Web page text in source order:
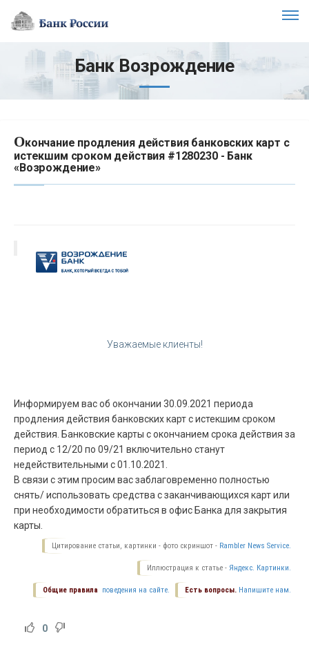
Банк Возрождение
Окончание продления действия банковских карт с
истекшим сроком действия #1280230 - Банк
«Возрождение»
Уважаемые клиенты!
Информируем вас об окончании 30.09.2021 периода
продления действия банковских карт с истекшим сроком
действия. Банковские карты с окончанием срока действия за
период с 12/20 по 09/21 включительно станут
недействительными с 01.10.2021.
В связи с этим просим вас заблаговременно полностью
снять/ использовать средства с заканчивающихся карт или
при необходимости обратиться в офис Банка для закрытия
карты.
Цитирование статьи, картинки - фото скриншот - Rambler News Service.
Иллюстрация к статье - Яндекс. Картинки.
Есть вопросы. Напишите нам.
Общие правила поведения на сайте.
0